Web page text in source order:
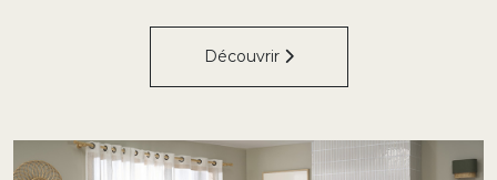
Découvrir